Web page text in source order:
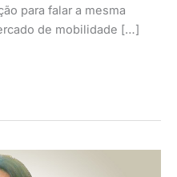
para falar a mesma
de mobilidade […]